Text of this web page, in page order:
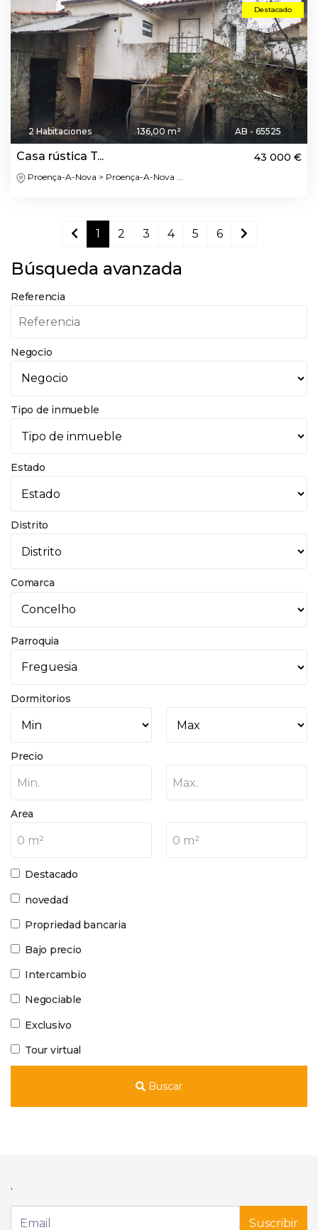
Destacado
2 Habitaciones 136,00 m² AB - 65525
Casa rústica T... 43 000 €
Proença-A-Nova > Proença-A-Nova ...
1 2 3 4 5 6
Búsqueda avanzada
Referencia
Negocio
Tipo de inmueble
Estado
Distrito
Comarca
Parroquia
Dormitorios
Precio
Min. Max.
Area
0 m² 0 m²
Destacado
novedad
Propriedad bancaria
Bajo precio
Intercambio
Negociable
Exclusivo
Tour virtual
Buscar
,
Suscribir